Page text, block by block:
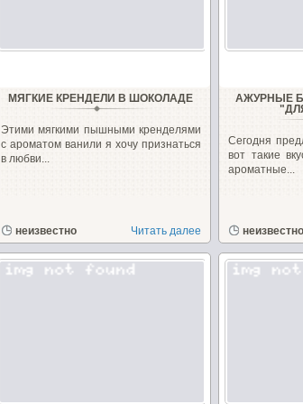
МЯГКИЕ КРЕНДЕЛИ В ШОКОЛАДЕ
Этими мягкими пышными кренделями
с ароматом ванили я хочу признаться
в любви...
неизвестно Читать далее
АЖУРНЫЕ
Сегодня
вот такие
ароматные...
неизвестно